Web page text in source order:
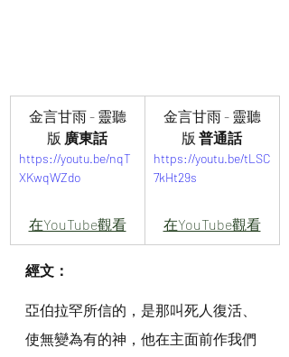
金言甘雨 - 靈聽
版 廣東話
https://youtu.be/nqT
XKwqWZdo
在YouTube觀看
金言甘雨 - 靈聽
版 普通話
https://youtu.be/tLSC
7kHt29s
在YouTube觀看
經文：
亞伯拉罕所信的，是那叫死人復活、
使無變為有的神，他在主面前作我們